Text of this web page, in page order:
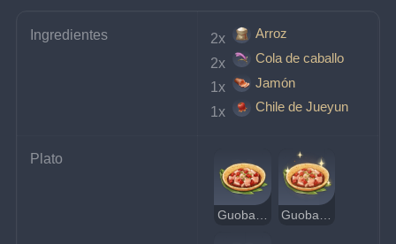
Ingredientes 2x
Arroz
2x
Cola de caballo
1x
Jamón
1x
Chile de Jueyun
Plato